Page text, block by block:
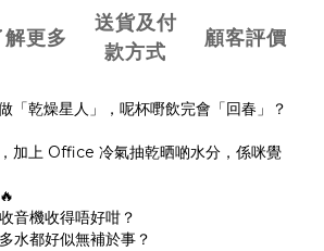
解更多
送貨及付
款方式
顧客評價
「乾燥星人」，呢杯嘢飲完會「回春」？
加上 Office 冷氣抽乾晒啲水分，係咪覺
音機收得唔好咁？
水都好似無補於事？